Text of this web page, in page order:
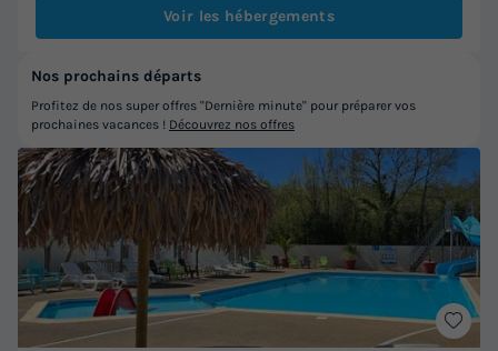
Voir les hébergements
Nos prochains départs
Profitez de nos super offres "Dernière minute" pour préparer vos
prochaines vacances ! Découvrez nos offres